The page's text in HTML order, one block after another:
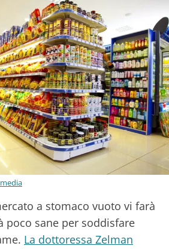
a stomaco vuoto vi farà
poco sane per soddisfare
La dottoressa Zelman